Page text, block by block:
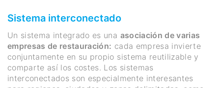
Sistema interconectado
Un sistema integrado es una asociación de varias
empresas de restauración: cada empresa invierte
conjuntamente en su propio sistema reutilizable y
comparte así los costes. Los sistemas
interconectados son especialmente interesantes